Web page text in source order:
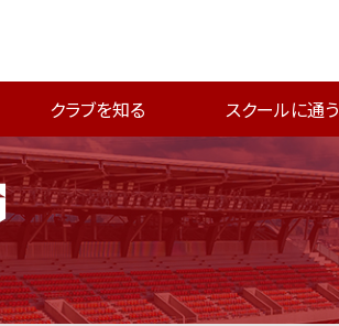
クラブを知る スクールに通う